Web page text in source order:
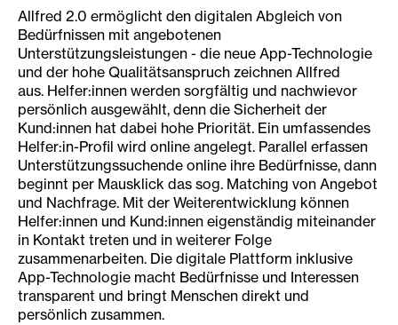
Allfred 2.0 ermöglicht den digitalen Abgleich von
Bedürfnissen mit angebotenen
Unterstützungsleistungen - die neue App-Technologie
und der hohe Qualitätsanspruch zeichnen Allfred
aus. Helfer:innen werden sorgfältig und nachwievor
persönlich ausgewählt, denn die Sicherheit der
Kund:innen hat dabei hohe Priorität. Ein umfassendes
Helfer:in-Profil wird online angelegt. Parallel erfassen
Unterstützungssuchende online ihre Bedürfnisse, dann
beginnt per Mausklick das sog. Matching von Angebot
und Nachfrage. Mit der Weiterentwicklung können
Helfer:innen und Kund:innen eigenständig miteinander
in Kontakt treten und in weiterer Folge
zusammenarbeiten. Die digitale Plattform inklusive
App-Technologie macht Bedürfnisse und Interessen
transparent und bringt Menschen direkt und
persönlich zusammen.